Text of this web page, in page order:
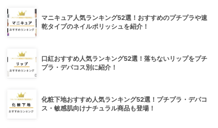
マニキュア人気ランキング52選！おすすめのプチプラや速
乾タイプのネイルポリッシュを紹介！
口紅おすすめ人気ランキング52選！落ちないリップをプチ
プラ・デパコス別に紹介！
化粧下地おすすめ人気ランキング52選！プチプラ・デパコ
ス・敏感肌向けナチュラル商品も登場！